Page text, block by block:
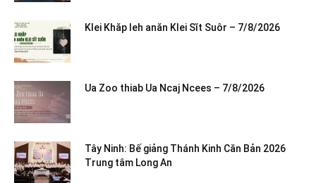
Klei Khăp leh anăn Klei Sĭt Suôr – 7/8/2026
Ua Zoo thiab Ua Ncaj Ncees – 7/8/2026
Tây Ninh: Bế giảng Thánh Kinh Căn Bản 2026
Trung tâm Long An